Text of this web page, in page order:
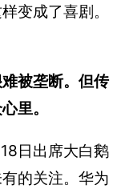
变成了喜剧。
被垄断。但传
里。
日出席大白鹅
的关注。华为